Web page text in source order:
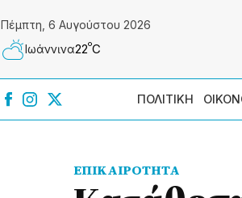
Πέμπτη, 6 Αυγούστου 2026
Ιωάννɩνα22ºC
ΠΟΛΙΤΙΚΗ
ΕΠΙΚΑΙΡΟΤΗΤΑ